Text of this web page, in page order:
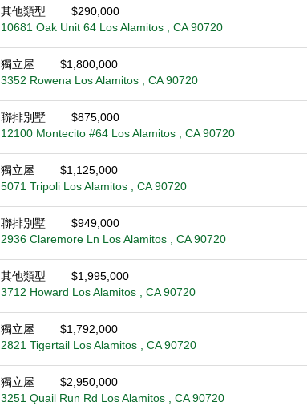
其他類型
$290,000
10681 Oak Unit 64 Los Alamitos , CA 90720
獨立屋
$1,800,000
3352 Rowena Los Alamitos , CA 90720
聯排別墅
$875,000
12100 Montecito #64 Los Alamitos , CA 90720
獨立屋
$1,125,000
5071 Tripoli Los Alamitos , CA 90720
聯排別墅
$949,000
2936 Claremore Ln Los Alamitos , CA 90720
其他類型
$1,995,000
3712 Howard Los Alamitos , CA 90720
獨立屋
$1,792,000
2821 Tigertail Los Alamitos , CA 90720
獨立屋
$2,950,000
3251 Quail Run Rd Los Alamitos , CA 90720